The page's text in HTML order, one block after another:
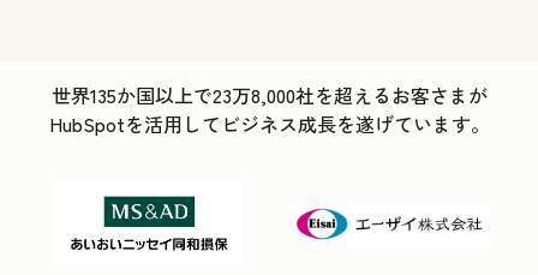
世界135か国以上で23万8,000社を超えるお客さまが
HubSpotを活用してビジネス成長を遂げています。